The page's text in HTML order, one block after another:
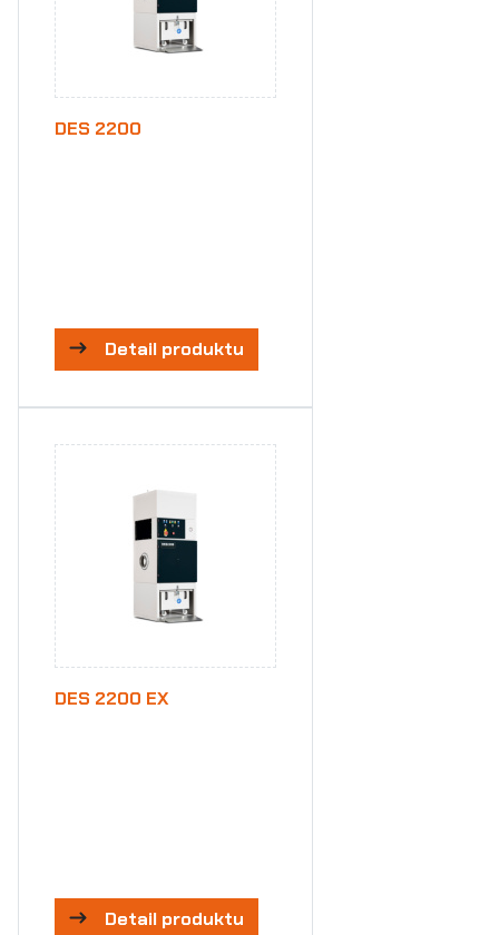
DES 2200
Detail produktu
DES 2200 EX
Detail produktu